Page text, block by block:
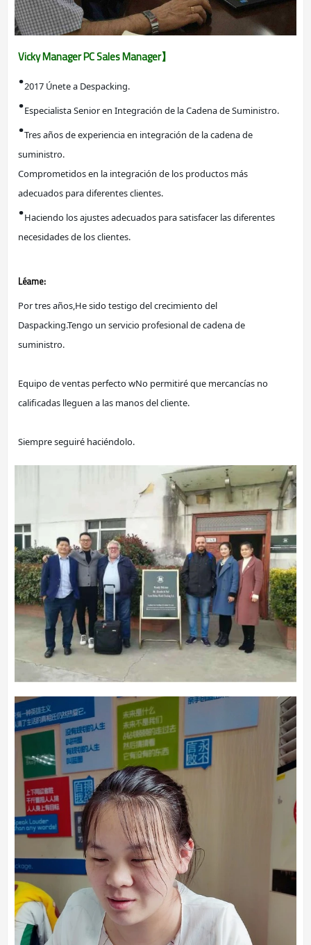
Vicky Manager PC Sales Manager】
·2017 Únete a Despacking.
·Especialista Senior en Integración de la Cadena de Suministro.
·Tres años de experiencia en integración de la cadena de
suministro.
Comprometidos en la integración de los productos más
adecuados para diferentes clientes.
·Haciendo los ajustes adecuados para satisfacer las diferentes
necesidades de los clientes.
Léame:
Por tres años,He sido testigo del crecimiento del
Daspacking.Tengo un servicio profesional de cadena de
suministro.
Equipo de ventas perfecto wNo permitiré que mercancías no
calificadas lleguen a las manos del cliente.
Siempre seguiré haciéndolo.